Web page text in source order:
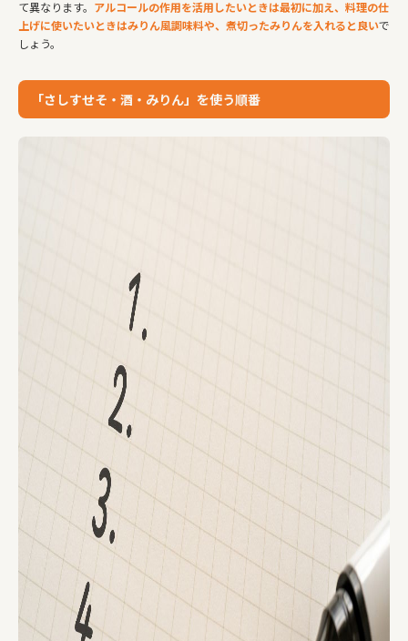
て異なります。 アルコールの作用を活用したいときは最初に加え、料理の仕
上げに使いたいときはみりん風調味料や、煮切ったみりんを入れると良いで
しょう。
「さしすせそ・酒・みりん」を使う順番